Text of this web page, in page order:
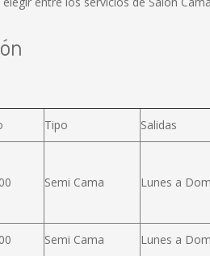
Tipo Salidas
Semi Cama Lunes a
Semi Cama Lunes a